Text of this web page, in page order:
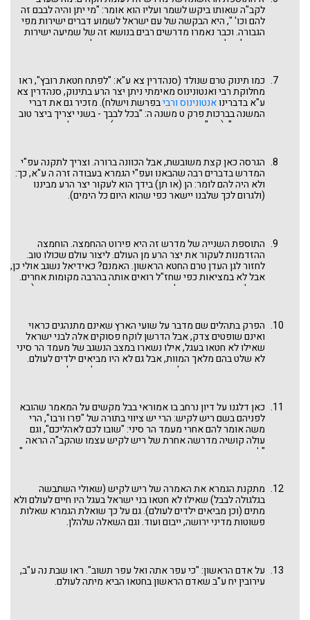
כמאמר מדרש שיר השירים רבה פרשה ה סימן ג על הפסוק "קול
דודי דופק": "פתחו לי פתח כחודה של מחט ואני פותח לכם פתחים
שיהיו עגלות וקרוניות נכנסות בו". ואם האדם לא עושה זאת, אזי
הרגע המיוחד עבר והשעה הוחמצה - "ודודי חמק עבר". זו המשמעות
לקב"ה שאותו ביקש לשמר ועליו הוא אומר: "מי יתן והיה לבבם זה
להם וכו' ", היא הבקשה של עם ישראל לשמוע דברים ישירות מפי
הגבורה. וכבר נאמרו מדרשים רבים בנושא זה של שמיעה ישירות
מפי ה' מול השמיעה באמצעות משה, בפרט על הפסוק בפרשת כי
ב). ראו דברינומעמד הר סיני – התגלות ופישרהבשבועות. אבל
באמת, יש כאן קושי עם פשט הפסוקים. מהקטע בדברים פרק ה
פסוק יט עד סוף הפרק, משתמע שאדרבא, הקב"ה משבח את בני
ישראל על שנרתעו מקרבה יתירה מדי ובקשו לשמוע דברים
באמצעות משה! ועל כך בהמשך.
כמו תינוק טרם שנולד (סנהדרין צא ע"א: "לפתח חטאת רובץ", ראו
מחלוקת רבי ואנטונינוס מאימתי ניתן יצר הרע בתינוק, סנהדרין צא
ע"א בדברינואנטונינוס ורביבפרשת וישלח). מזכיר גם את דברי
המשנה בברכות פרק ט משנה ה: "בכל לבבך - בשני יצריך ביצר טוב
וביצר רע". (רש"י דברים ו ה, פרשת שמע). הקשר של מתן תורה עם
מעמד הר סיני שהסתיים בחטא העגל. ראו דברינונעשה ונשמע
בפרשת משפטים וכן שובשמע ישראל ה' אלהינו ה' אחדבפרשת
ואתחנן.
הגרסה כאן קצת משובשת, אבל הכוונה ברורה. וצריך לתקנה עפ"י
המדרש בדברים רבה שהבאנו ועפ"י הגמרא בעבודה זרה ה ע"א, כך:
ולא היה להם לומר: הן (או תן) בידך הוא לעקור יצר הרע מביננו
(ולגרום לכך שלבנו יישאר כפי שהוא היום כל הימים).
התוספת השנייה של מדרש זה היא פירוט ההחמצה. הוחמצה
ההזדמנות לעקור את יצר הרע מן העולם. ליצור עולם שכולו טוב.
לחזור לגן העדן טרם החטא הראשון. האמנם? כאידיאל נשגב אולי כן,
אבל לא במציאות כפי שחז"ל רואים אותה בהרבה מקומות אחרים.
ביטול היצר הרע מן העולם ועקירתו המוחלטת איננה אפשרית (כפי
בראשית רבה ט ז – "אילולי יצר הרע לא בנה אדם בית ולא נשא
אשה"). מה שאפשרי ונחוץ הוא שעבוד הרע והפיכתו לחלק מעבודת
הבורא. ועל נושא יצר הרע יש להאריך בפעם אחרת בע"ה.
הפרק בתהלים שם מדבר על שועי הארץ שאינם מתנהגים כראוי
ואינם שופטים צדק, אבל הדרשן לוקח פסוקים אלה לבני ישראל
שאילו לא חטאו בעגל, אילו נשארו במצב הנשגב של מעמד הר סיני
לא שלט בהם מלאך המוות, אבל גם לא היו מביאים ילדים לעולם.
במתן תורה אומר ריש לקיש, הייתה אפשרות לחזור לימי גן עדן.
כאן דלגנו על דיון נרחב בו אמוראי בבל מקשים על המאמר שהובא
לפניהם בשם ריש לקיש: הרי יש ציווי בתורה של "פרו ורבו", הרי
משה אומר להם אחרי מעמד הר סיני: "שובו לכם לאהליכם", וגם
עולה קושיה מדרשה אחרת של ריש לקיש עצמו שהקב"ה הראה
"לאדם הראשון דור דור ודורשיו, דור דור וחכמיו, דור דור ופרנסיו".
בראשית.
מתקנת הגמרא את האמרה של ריש לקיש (שאולי השתבשה
בגלגולה לבבל) שאילו לא חטאו בני ישראל בעגל היו חיים לעולם ולא
מתים (וכן מביאים ילדים לעולם). גם על כך שואלת הגמרא שאלות
פשוטות מדיני ירושה, ייבום ועוד. וגם השאלה שלהלן.
על אדם הראשון: "כי עפר אתה ואל עפר תשוב". ראו שבת נה ע"ב,
עירובין יח ע"ב שאדם הראשון בחטאו הביא מיתה לעולם.